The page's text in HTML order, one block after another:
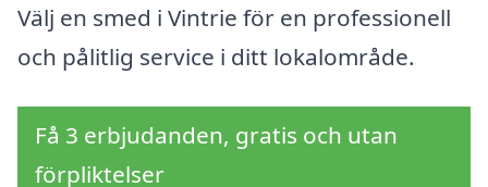
Välj en smed i Vintrie för en professionell
och pålitlig service i ditt lokalområde.
Få 3 erbjudanden, gratis och utan
förpliktelser